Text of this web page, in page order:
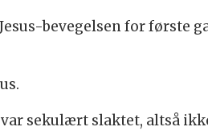
bevegelsen for første
sekulært slaktet, altså